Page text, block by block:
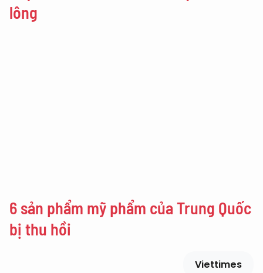
lông
6 sản phẩm mỹ phẩm của Trung Quốc
bị thu hồi
Viettimes